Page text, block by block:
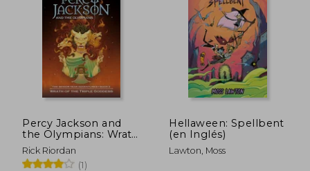
Percy Jackson and
the Olympians: Wrath
of the Triple Goddess
(en Inglés)
Rick Riordan
(1)
Hellaween: Spellbent
(en Inglés)
Lawton, Moss